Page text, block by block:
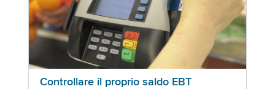
Controllare il proprio saldo EBT